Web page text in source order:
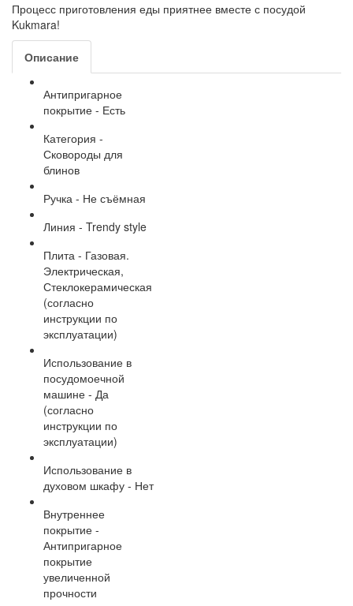
Процесс приготовления еды приятнее вместе с посудой
Kukmara!
Описание
Антипригарное
покрытие - Есть
Категория -
Сковороды для
блинов
Ручка - Не съёмная
Линия - Trendy style
Плита - Газовая.
Электрическая,
Стеклокерамическая
(согласно
инструкции по
эксплуатации)
Использование в
посудомоечной
машине - Да
(согласно
инструкции по
эксплуатации)
Использование в
духовом шкафу - Нет
Внутреннее
покрытие -
Антипригарное
покрытие
увеличенной
прочности